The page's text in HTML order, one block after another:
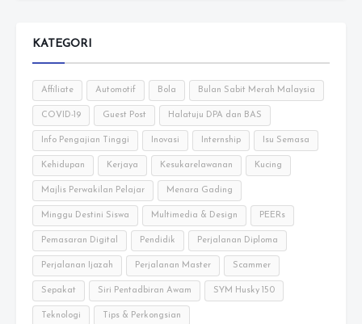
KATEGORI
Affiliate Automotif Bola Bulan Sabit Merah Malaysia
COVID-19 Guest Post Halatuju DPA dan BAS
Info Pengajian Tinggi Inovasi Internship Isu Semasa
Kehidupan Kerjaya Kesukarelawanan Kucing
Majlis Perwakilan Pelajar Menara Gading
Minggu Destini Siswa Multimedia & Design PEERs
Pemasaran Digital Pendidik Perjalanan Diploma
Perjalanan Ijazah Perjalanan Master Scammer
Sepakat Siri Pentadbiran Awam SYM Husky 150
Teknologi Tips & Perkongsian